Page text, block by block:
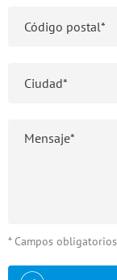
* Campos obligatorios